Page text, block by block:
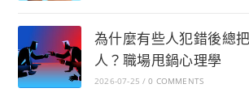
為什麼有些人犯錯後總
人？職場甩鍋心理學
2026-07-25 / 0 COMMENTS